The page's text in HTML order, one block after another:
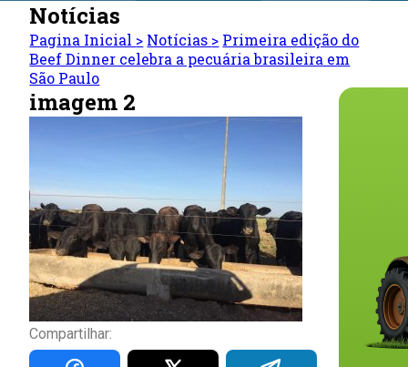
Notícias
Pagina Inicial > Notícias > Primeira edição do
Beef Dinner celebra a pecuária brasileira em
São Paulo
imagem 2
Compartilhar: